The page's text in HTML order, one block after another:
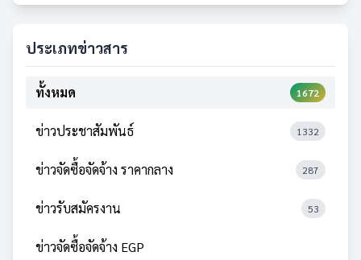
ประเภทข่าวสาร
ทั้งหมด 1672
ข่าวประชาสัมพันธ์ 1332
ข่าวจัดซื้อจัดจ้าง ราคากลาง 287
ข่าวรับสมัครงาน 53
ข่าวจัดซื้อจัดจ้าง EGP